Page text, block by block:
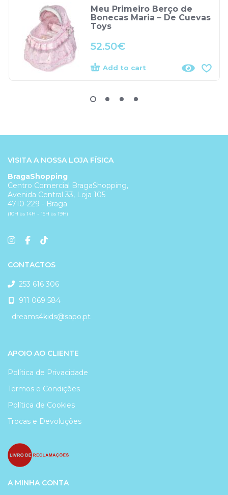
Meu Primeiro Berço de
Bonecas Maria – De Cuevas
Toys
52.50€
Add to cart
VISITA A NOSSA LOJA FÍSICA
BragaShopping
Centro Comercial BragaShopping,
Avenida Central 33, Loja 105
4710-229 - Braga
(10H às 14H - 15H às 19H)
CONTACTOS
253 616 306
911 069 584
dreams4kids@sapo.pt
APOIO AO CLIENTE
Política de Privacidade
Termos e Condições
Política de Cookies
Trocas e Devoluções
A MINHA CONTA